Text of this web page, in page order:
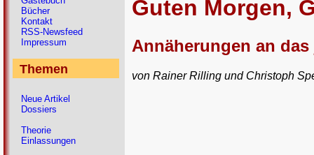
Guten Morgen,
Annäherungen an
von Rainer Rilling und Christoph
Bücher
Kontakt
RSS-Newsfeed
Impressum
Themen
Neue Artikel
Dossiers
Theorie
Einlassungen